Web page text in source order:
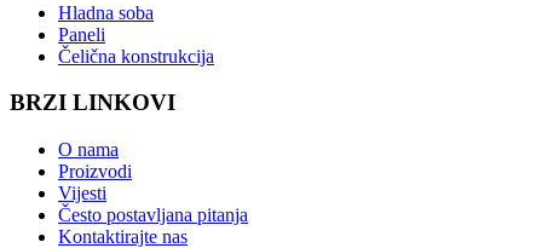
Hladna soba
Paneli
Čelična konstrukcija
BRZI LINKOVI
O nama
Proizvodi
Vijesti
Često postavljana pitanja
Kontaktirajte nas